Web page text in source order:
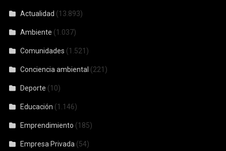
Actualidad (13.893)
Ambiente (1.037)
Comunidades (1.521)
Conciencia ambiental (221)
Deporte (10)
Educación (1.146)
Emprendimiento (185)
Empresa Privada (54)